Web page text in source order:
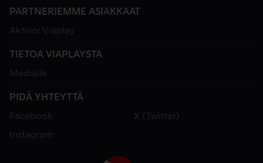
PARTNERIEMME ASIAKKAAT
Aktivoi Viaplay
TIETOA VIAPLAYSTA
Medialle
PIDÄ YHTEYTTÄ
Facebook
X (Twitter)
Instagram